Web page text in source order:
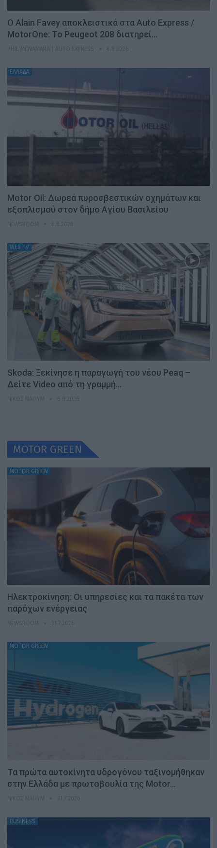
Ο Alain Favey αποκλειστικά στα Auto Express /
MotorOne: Το Peugeot 208 διατηρεί…
ΕΛΛΑΔΑ
Motor Oil: Δωρεά πυροσβεστικών οχημάτων και
εξοπλισμού στον δήμο Αγίου Βασιλείου
WEB TV
Skoda: Ξεκίνησε η παραγωγή του νέου Peaq –
Δείτε Video από τη γραμμή…
MOTOR GREEN
MOTOR GREEN
Ηλεκτροκίνηση: Οι υπηρεσίες και τα πακέτα των
παρόχων ενέργειας
MOTOR GREEN
Τα πρώτα αυτοκίνητα υδρογόνου ταξινομήθηκαν
στην Ελλάδα με πρωτοβουλία της Motor…
BUSINESS